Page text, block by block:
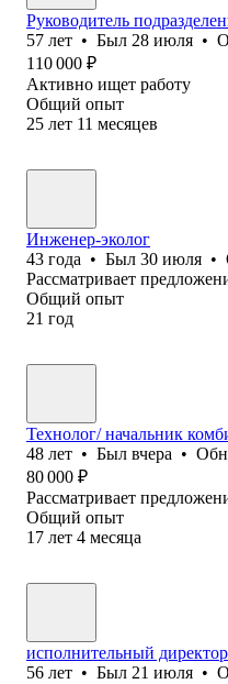
Руководитель
57 лет • Был 28 июля •
110 000 ₽
Активно ищет работу
Общий опыт
25 лет 11 месяцев
Инженер-эколог
43 года • Был 30 июля •
Рассматривает
Общий опыт
21 год
Технолог/ начальник
48 лет • Был вчера •
80 000 ₽
Рассматривает
Общий опыт
17 лет 4 месяца
исполнительный
56 лет • Был 21 июля •